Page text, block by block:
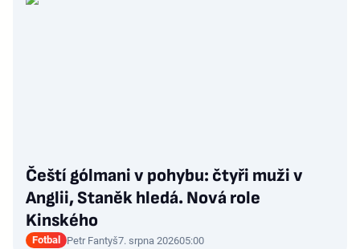
Čeští gólmani v pohybu: čtyři muži v
Anglii, Staněk hledá. Nová role
Kinského
Fotbal Petr Fantyš7. srpna 202605:00